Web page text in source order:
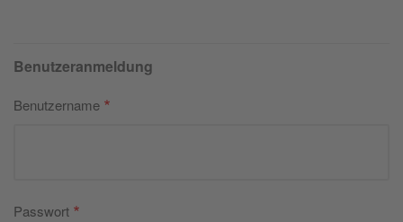
Benutzeranmeldung
Benutzername
Passwort